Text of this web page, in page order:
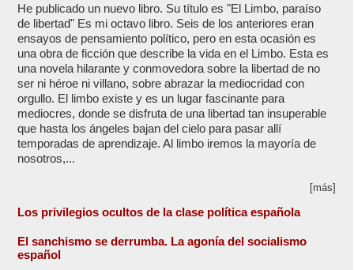
He publicado un nuevo libro. Su título es "El Limbo, paraíso
de libertad" Es mi octavo libro. Seis de los anteriores eran
ensayos de pensamiento político, pero en esta ocasión es
una obra de ficción que describe la vida en el Limbo. Esta es
una novela hilarante y conmovedora sobre la libertad de no
ser ni héroe ni villano, sobre abrazar la mediocridad con
orgullo. El limbo existe y es un lugar fascinante para
mediocres, donde se disfruta de una libertad tan insuperable
que hasta los ángeles bajan del cielo para pasar allí
temporadas de aprendizaje. Al limbo iremos la mayoría de
nosotros,...
[más]
Los privilegios ocultos de la clase política española
El sanchismo se derrumba. La agonía del socialismo
español